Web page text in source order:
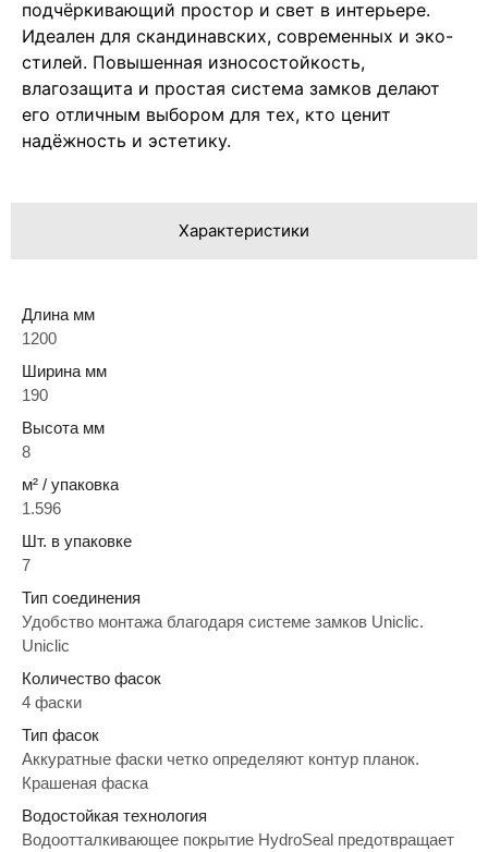
подчёркивающий простор и свет в интерьере.
Идеален для скандинавских, современных и эко-
стилей. Повышенная износостойкость,
влагозащита и простая система замков делают
его отличным выбором для тех, кто ценит
надёжность и эстетику.
Характеристики
Длина мм
1200
Ширина мм
190
Высота мм
8
м² / упаковка
1.596
Шт. в упаковке
7
Тип соединения
Удобство монтажа благодаря системе замков Uniclic.
Uniclic
Количество фасок
4 фаски
Тип фасок
Аккуратные фаски четко определяют контур планок.
Крашеная фаска
Водостойкая технология
Водоотталкивающее покрытие HydroSeal предотвращает